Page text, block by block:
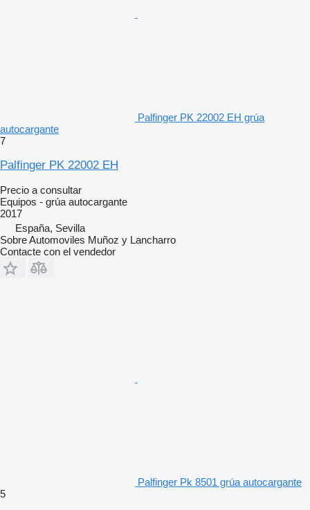
Palfinger PK 22002 EH grúa
autocargante
7
Palfinger PK 22002 EH
Precio a consultar
Equipos - grúa autocargante
2017
España, Sevilla
Sobre Automoviles Muñoz y Lancharro
Contacte con el vendedor
Palfinger Pk 8501 grúa autocargante
5